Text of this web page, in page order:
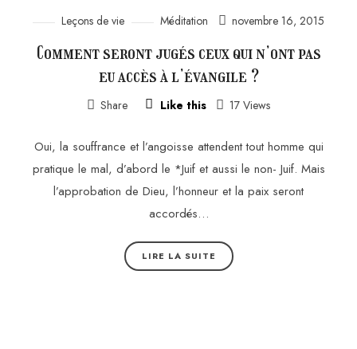
Leçons de vie Méditation novembre 16, 2015
Comment seront jugés ceux qui n’ont pas
eu accès à l’évangile ?
Share Like this 17 Views
Oui, la souffrance et l’angoisse attendent tout homme qui
pratique le mal, d’abord le *Juif et aussi le non- Juif. Mais
l’approbation de Dieu, l’honneur et la paix seront
accordés…
LIRE LA SUITE